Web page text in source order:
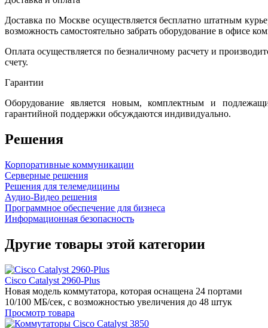
Доставка по Москве осуществляется бесплатно штатным
возможность самостоятельно забрать оборудование в офисе
Оплата осуществляется по безналичному расчету и
счету.
Гарантии
Оборудование является новым, комплектным и
гарантийной поддержки обсуждаются индивидуально.
Решения
Корпоративные коммуникации
Серверные решения
Решения для телемедицины
Аудио-Видео решения
Программное обеспечение для бизнеса
Информационная безопасность
Другие товары этой категории
Cisco Catalyst 2960-Plus
Новая модель коммутатора, которая оснащена 24 портами
10/100 МБ/сек, с возможностью увеличения до 48 штук
Просмотр товара